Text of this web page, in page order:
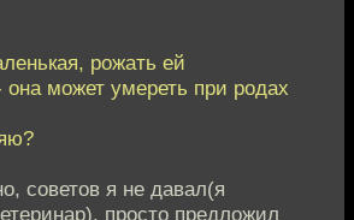
рожать ей
она может умереть при родах
советов я не давал(я
просто предложил